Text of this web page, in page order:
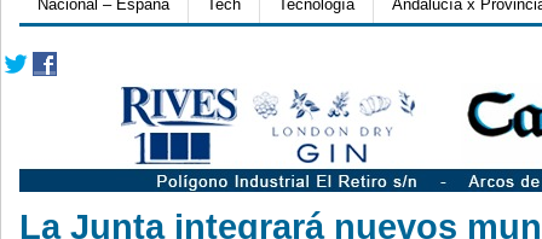
Nacional – España
Tech Tecnología Andalucía x
La Junta integrará nuevos